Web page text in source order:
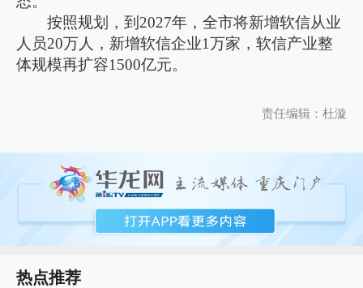
按照规划，到2027年，全市将新增软信从业
人员20万人，新增软信企业1万家，软信产业整
体规模再扩容1500亿元。
责任编辑：杜漩
热点推荐